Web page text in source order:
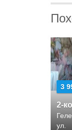
3
2-
ул.